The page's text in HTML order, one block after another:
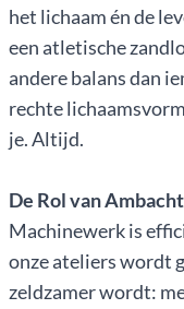
het lichaam én de
een atletische
andere balans dan
rechte
je. Altijd.
De Rol van
Machinewerk is
onze ateliers wordt
zeldzamer wordt: